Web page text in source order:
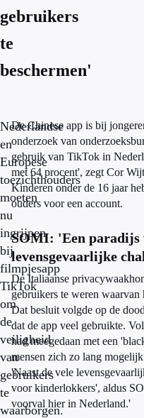
gebruikers
te
beschermen'
Nederlandse
en
Europese
toezichthouders
moeten
nu
ingrijpen
bij
filmpjesapp
TikTok
om
de
veiligheid
van
gebruikers
te
waarborgen.
De Chinese app is bij
onderzoek van
gebruik van TikTok in
met 64 procent', zegt Cor
Kinderen onder de 16 jaar
ouders voor een account.
SOMI: 'Een paradijs
levensgevaarlijke
De Italiaanse
gebruikers te weren
Dat besluit volgde op de
dat de app veel gebruikte.
had meegedaan met een
mensen zich zo lang
'Naast de vele
voor kinderlokkers', aldus
voorval hier in Nederland.'